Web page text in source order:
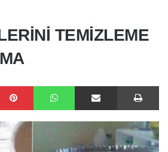
TEMİZLEME
Pinterest WhatsApp E-Posta ile paylaş